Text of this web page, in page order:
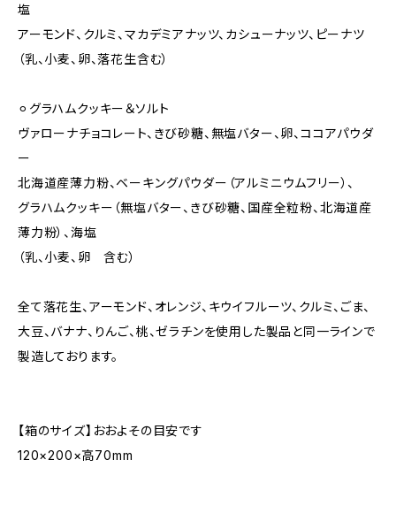
塩
アーモンド、クルミ、マカデミアナッツ、カシューナッツ、ピーナツ
（乳、小麦、卵、落花生含む）
⚪︎グラハムクッキー＆ソルト
ヴァローナチョコレート、きび砂糖、無塩バター、卵、ココアパウダ
ー
北海道産薄力粉、ベーキングパウダー（アルミニウムフリー）、
グラハムクッキー（無塩バター、きび砂糖、国産全粒粉、北海道産
薄力粉）、海塩
（乳、小麦、卵 含む）
全て落花生、アーモンド、オレンジ、キウイフルーツ、クルミ、ごま、
大豆、バナナ、りんご、桃、ゼラチンを使用した製品と同一ラインで
製造しております。
【箱のサイズ】おおよその目安です
120×200×高70mm